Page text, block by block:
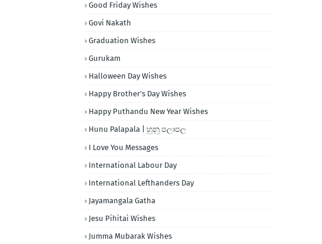
Good Friday Wishes
Govi Nakath
Graduation Wishes
Gurukam
Halloween Day Wishes
Happy Brother's Day Wishes
Happy Puthandu New Year Wishes
Hunu Palapala | හුනු පලාපල
I Love You Messages
International Labour Day
International Lefthanders Day
Jayamangala Gatha
Jesu Pihitai Wishes
Jumma Mubarak Wishes